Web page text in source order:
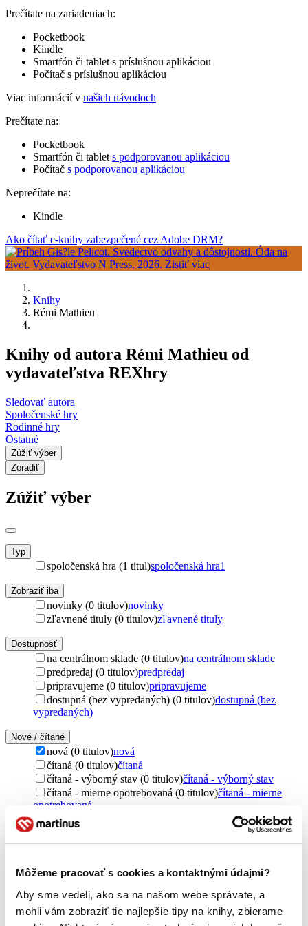
Môžeme pracovať s cookies a kontaktnými údajmi?
Aby sme vedeli, ako sa na našom webe správate, a
mohli vám zobraziť tie najlepšie tipy na knihy, zbierame
Prečítate na zariadeniach:
Pocketbook
Kindle
Smartfón či tablet s príslušnou aplikáciou
Počítač s príslušnou aplikáciou
Viac informácií v našich návodoch
Prečítate na:
Pocketbook
Smartfón či tablet s podporovanou aplikáciou
Počítač s podporovanou aplikáciou
Neprečítate na:
Kindle
Ako čítať e-knihy zabezpečené cez Adobe DRM?
Knihy
Rémi Mathieu
Knihy od autora Rémi Mathieu od
vydavateľstva REXhry
Sledovať autora
Spoločenské hry
Rodinné hry
Ostatné
Zúžiť výber
Zoradiť
Zúžiť výber
Typ
spoločenská hra (1 titul)spoločenská hra1
Zobraziť iba
novinky (0 titulov)novinky
zľavnené tituly (0 titulov)zľavnené tituly
Dostupnosť
na centrálnom sklade (0 titulov)na centrálnom sklade
predpredaj (0 titulov)predpredaj
pripravujeme (0 titulov)pripravujeme
dostupná (bez vypredaných) (0 titulov)dostupná (bez
vypredaných)
Nové / čítané
nová (0 titulov)nová
čítaná (0 titulov)čítaná
čítaná - výborný stav (0 titulov)čítaná - výborný stav
čítaná - mierne opotrebovaná (0 titulov)čítaná - mierne
opotrebovaná
čítané verzie vypredaných kníh (0 titulov)
čítané verzie
vypredaných kníh
čeština (1 titul)čeština1
Vydavateľstvo
REXhry (1 titul)REXhry1